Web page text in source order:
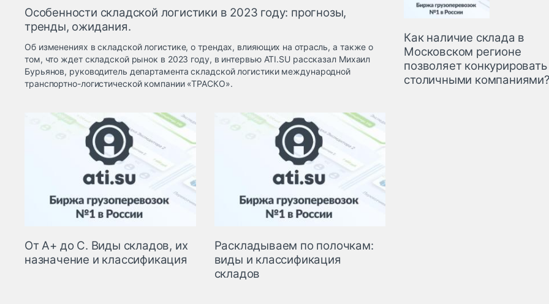
Особенности складской логистики в 2023 году: прогнозы,
тренды, ожидания.
Об изменениях в складской логистике, о трендах, влияющих на отрасль, а также о
том, что ждет складской рынок в 2023 году, в интервью ATI.SU рассказал Михаил
Бурьянов, руководитель департамента складской логистики международной
транспортно-логистической компании «ТРАСКО».
Как наличие склада в
Московском регионе
позволяет
столичными компаниями?
От А+ до С. Виды складов, их
назначение и классификация
Раскладываем по полочкам:
виды и классификация
складов